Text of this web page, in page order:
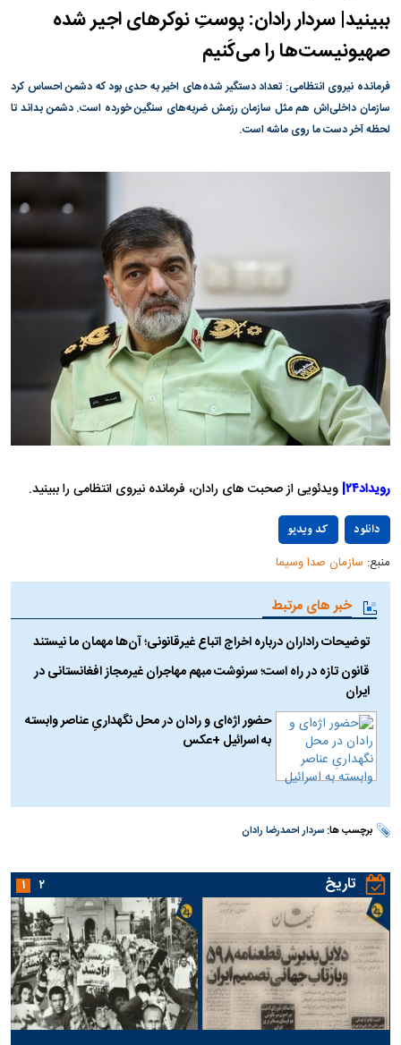
ببینید| سردار رادان: پوستِ نوکرهای اجیر شده
صهیونیست‌ها را می‌کَنیم
فرمانده نیروی انتظامی: تعداد دستگیر شده‌های اخیر به حدی بود که دشمن احساس کرد
سازمان داخلی‌اش هم مثل سازمان رزمش ضربه‌های سنگین خورده است. دشمن بداند تا
لحظه آخر دست ما روی ماشه است.
رویداد۲۴| ویدئویی از صحبت های رادان، فرمانده نیروی انتظامی را ببینید.
کد ویدیو
دانلود
منبع: سازمان صدا وسیما
خبر های مرتبط
توضیحات راداران درباره اخراج اتباع غیرقانونی؛ آن‌ها مهمان ما نیستند
قانون تازه در راه است؛ سرنوشت مبهم مهاجران غیرمجاز افغانستانی در
ایران
حضور اژه‌ای و رادان در محل نگهداریِ عناصر وابسته
به اسرائیل +عکس
برچسب ها:سردار احمدرضا رادان
تاریخ ۱ ۲